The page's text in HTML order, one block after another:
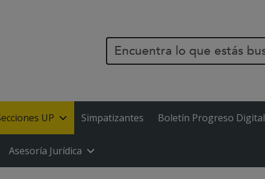
UP Simpatizantes Boletín Progreso Digital
Asesoría Jurídica